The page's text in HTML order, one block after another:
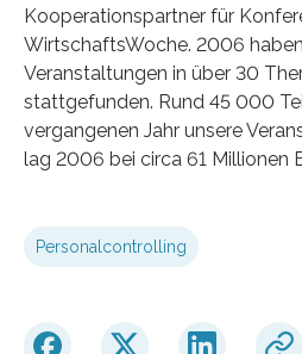
Kooperationspartner für
WirtschaftsWoche. 2006
Veranstaltungen in über 30
stattgefunden. Rund 45 000
vergangenen Jahr unsere
lag 2006 bei circa 61 Millionen
Personalcontrolling